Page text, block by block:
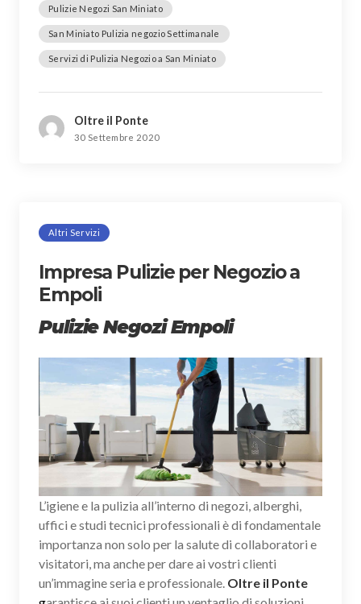
Pulizie Negozi San Miniato
San Miniato Pulizia negozio Settimanale
Servizi di Pulizia Negozio a San Miniato
Oltre il Ponte
30 Settembre 2020
Altri Servizi
Impresa Pulizie per Negozio a
Empoli
Pulizie Negozi Empoli
L’igiene e la pulizia all’interno di negozi, alberghi,
uffici e studi tecnici professionali è di fondamentale
importanza non solo per la salute di collaboratori e
visitatori, ma anche per dare ai vostri clienti
un’immagine seria e professionale. Oltre il Ponte